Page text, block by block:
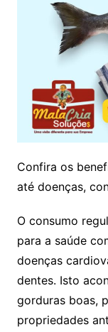
Confira os
até doenças,
O consumo
para a saúde
doenças
dentes. Isto
gorduras boas,
propriedades